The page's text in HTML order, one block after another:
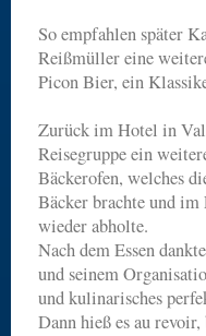
So empfahlen später
Reißmüller eine
Picon Bier, ein
Zurück im Hotel in
Reisegruppe ein
Bäckerofen, welches
Bäcker brachte und im
wieder abholte.
Nach dem Essen
und seinem
und kulinarisches
Dann hieß es au